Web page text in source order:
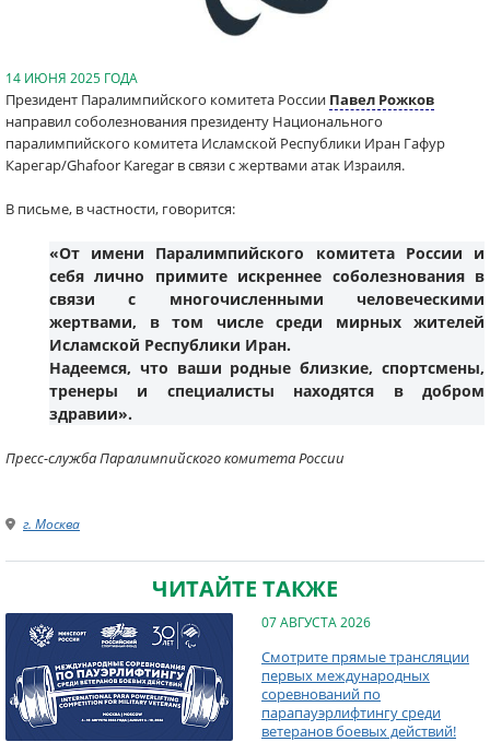
14 ИЮНЯ 2025 ГОДА
Президент Паралимпийского комитета России Павел Рожков
направил соболезнования президенту Национального
паралимпийского комитета Исламской Республики Иран Гафур
Карегар/Ghafoor Karegar в связи с жертвами атак Израиля.
В письме, в частности, говорится:
«От имени Паралимпийского комитета России и
себя лично примите искреннее соболезнования в
связи с многочисленными человеческими
жертвами, в том числе среди мирных жителей
Исламской Республики Иран.
Надеемся, что ваши родные близкие, спортсмены,
тренеры и специалисты находятся в добром
здравии».
Пресс-служба Паралимпийского комитета России
г. Москва
ЧИТАЙТЕ ТАКЖЕ
07 АВГУСТА 2026
Смотрите прямые трансляции
первых международных
соревнований по
парапауэрлифтингу среди
ветеранов боевых действий!